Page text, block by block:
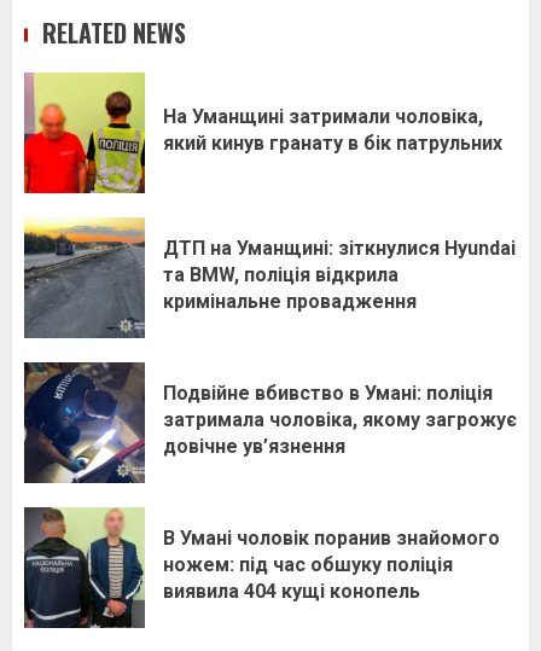
RELATED NEWS
На Уманщині затримали чоловіка,
який кинув гранату в бік патрульних
ДТП на Уманщині: зіткнулися Hyundai
та BMW, поліція відкрила
кримінальне провадження
Подвійне вбивство в Умані: поліція
затримала чоловіка, якому загрожує
довічне ув’язнення
В Умані чоловік поранив знайомого
ножем: під час обшуку поліція
виявила 404 кущі конопель